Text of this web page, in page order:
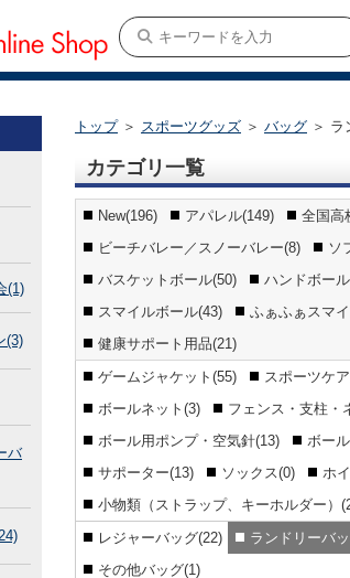
(1)
(3)
バ
トップ ＞ スポーツグッズ ＞ バッグ ＞ ラ
カテゴリ一覧
New(196) アパレル(149) 全国高
ビーチバレー／スノーバレー(8)
ソ
バスケットボール(50)
ハンドボー
スマイルボール(43)
ふぁふぁスマ
健康サポート用品(21)
ゲームジャケット(55) スポーツケ
ボールネット(3)
フェンス・支柱・
ボール用ポンプ・空気針(13)
ボー
サポーター(13)
ソックス(0) ホ
小物類（ストラップ、キーホルダー）
レジャーバッグ(22) ランドリーバ
その他バッグ(1)